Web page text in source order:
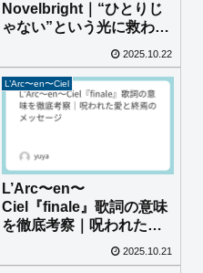
Novelbright｜“ひとりじ
ゃない”という光に救われ
2025.10.22
L’Arc〜en〜Ciel
L’Arc〜en〜
Ciel『finale』歌詞の意味
を徹底考察｜呪われた愛
と終焉のメッセージ
2025.10.21